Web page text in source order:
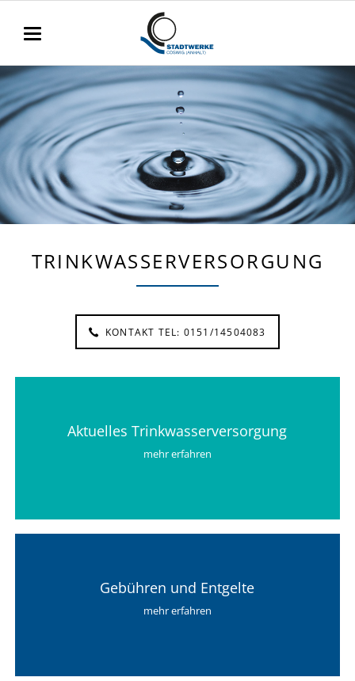
TRINKWASSERVERSORGUNG
KONTAKT TEL: 0151/14504083
Aktuelles Trinkwasserversorgung
mehr erfahren
Gebühren und Entgelte
mehr erfahren